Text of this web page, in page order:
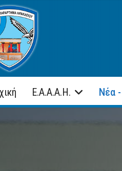
Ε.Α.Α.Α.Η. Νέα